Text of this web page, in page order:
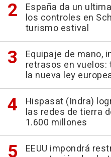
España da un
los controles en
turismo estival
Equipaje de mano,
retrasos en vuelos:
la nueva ley
Hispasat (Indra)
las redes de tierra
1.600 millones
EEUU impondrá